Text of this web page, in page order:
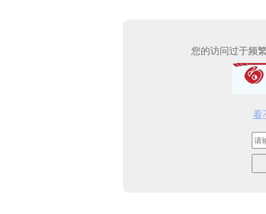
您的访问过于频
看